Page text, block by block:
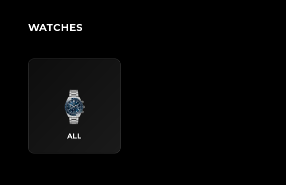
WATCHES
ALL